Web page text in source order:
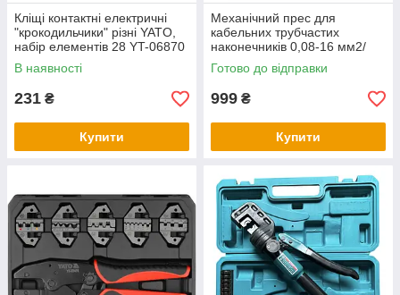
Кліщі контактні електричні
"крокодильчики" різні YATO,
набір елементів 28 YT-06870
В наявності
231 ₴
Купити
Механічний прес для
кабельних трубчастих
наконечників 0,08-16 мм2/
Кліщі для обтискання дротів,
кримперів
Готово до відправки
999 ₴
Купити